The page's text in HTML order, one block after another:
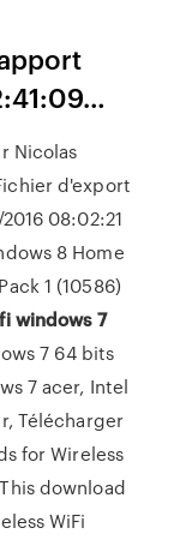
Nicolas
d'export
08:02:21
8 Home
1 (10586)
windows 7
7 64 bits
7 acer, Intel
Télécharger
for Wireless
download
WiFi